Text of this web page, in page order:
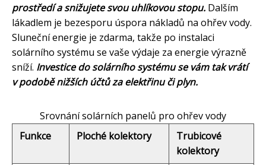
prostředí a snižujete svou uhlíkovou stopu. Dalším
lákadlem je bezesporu úspora nákladů na ohřev vody.
Sluneční energie je zdarma, takže po instalaci
solárního systému se vaše výdaje za energie výrazně
sníží. Investice do solárního systému se vám tak vrátí
v podobě nižších účtů za elektřinu či plyn.
Srovnání solárních panelů pro ohřev vody
Funkce
Ploché kolektory
Trubicové
kolektory